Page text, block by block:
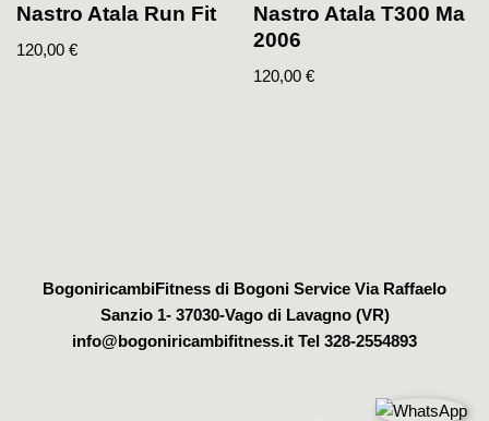
Nastro Atala Run Fit
120,00 €
Nastro Atala T300 Ma
2006
120,00€
BogoniricambiFitness di Bogoni Service Via Raffaelo
Sanzio 1- 37030-Vago di Lavagno (VR)
info@bogoniricambifitness.it Tel 328-2554893